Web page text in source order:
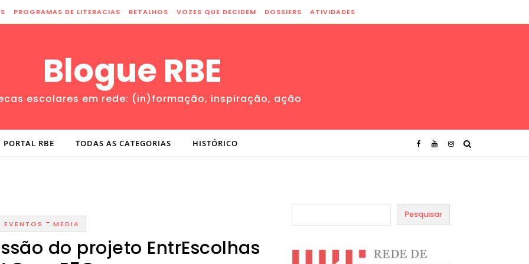
PROGRAMAS DE LITERACIAS RETALHOS VOZES QUE DECIDEM DOSSIERS ATIVIDADES
Blogue RBE
escolares em rede: (in)formação, inspiração, ação
PORTAL RBE TODAS AS CATEGORIAS HISTÓRICO
EVENTOS - MEDIA
do projeto EntrEscolhas
Pesquisar